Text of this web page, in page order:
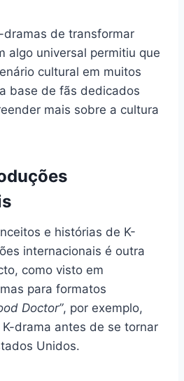
de transformar
algo universal permitiu que
cultural em muitos
base de fãs dedicados
mais sobre a cultura
e histórias de K-
internacionais é outra
como visto em
para formatos
Doctor”, por exemplo,
drama antes de se tornar
Unidos.